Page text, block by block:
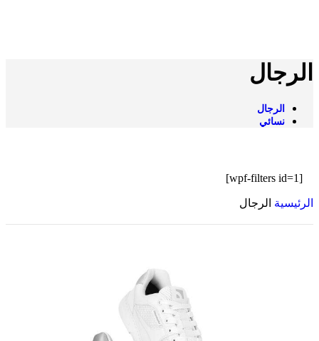
الرجال
الرجال
نسائي
[wpf-filters id=1]
الرئيسية الرجال